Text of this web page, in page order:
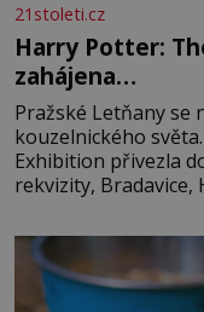
21stoleti.cz
Harry Potter:
zahájena…
Pražské Letňany se
kouzelnického
Exhibition přivezla
rekvizity, Bradavice,